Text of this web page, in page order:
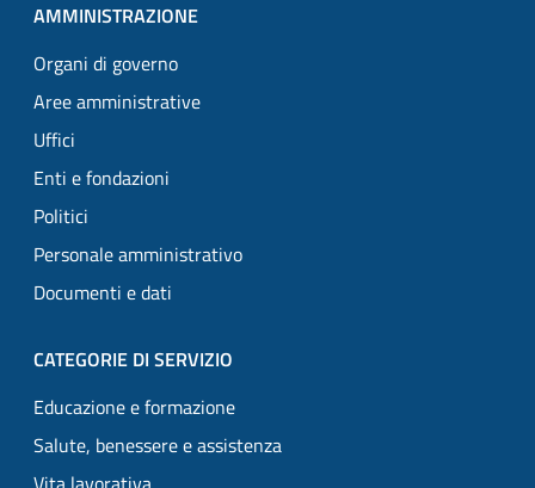
AMMINISTRAZIONE
Organi di governo
Aree amministrative
Uffici
Enti e fondazioni
Politici
Personale amministrativo
Documenti e dati
CATEGORIE DI SERVIZIO
Educazione e formazione
Salute, benessere e assistenza